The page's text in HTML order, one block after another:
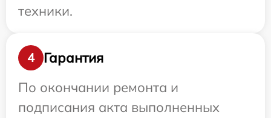
техники.
4
Гарантия
По окончании ремонта и
подписания акта выполненных